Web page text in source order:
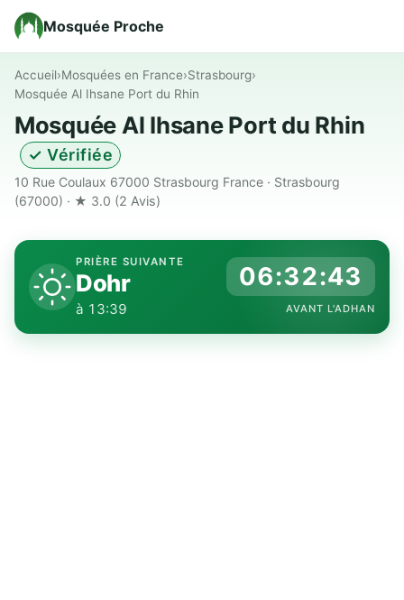
Mosquée Proche
Accueil›Mosquées en France›Strasbourg›
Mosquée Al Ihsane Port du Rhin
Mosquée Al Ihsane Port du Rhin
✓ Vérifiée
10 Rue Coulaux 67000 Strasbourg France · Strasbourg
(67000) · ★ 3.0 (2 Avis)
PRIÈRE SUIVANTE
Dohr
à 13:39
06:32:42
AVANT L'ADHAN